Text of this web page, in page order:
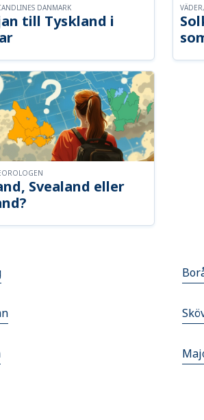
till Tyskland i
DANMARK
Svealand eller